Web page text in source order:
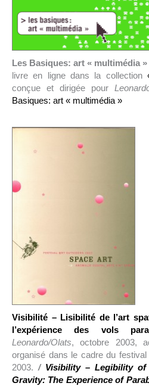
Les Basiques: art « multimédia »
livre en ligne dans la collection
conçue et dirigée pour
Basiques: art « multimédia »
Visibilité – Lisibilité de l’art
l’expérience des vols
Leonardo/Olats, octobre 2003,
organisé dans le cadre du
2003. / Visibility – Legibility
Gravity: The Experience of